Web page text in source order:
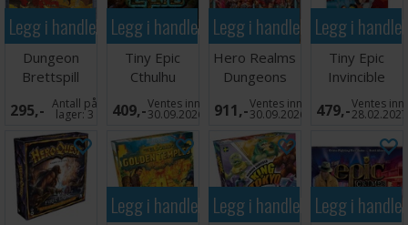
Legg i handlekurven
Dungeon
Brettspill
295,- Antall på
lager:3
Legg i handlekurven
Tiny Epic
Cthulhu
Brettspill
409,-Ventes inn
30.09.2026
Legg i handlekurven
Hero Realms
Dungeons
Brettspill
911,-Ventes inn
30.09.2026
Legg i
Tiny Epic
Invincible
Brettspill
479,-Ventes inn
28.02.2027
Legg i handlekurvenLegg i handlekurven
Legg i